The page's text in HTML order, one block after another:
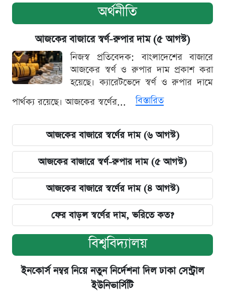
অর্থনীতি
আজকের বাজারে স্বর্ণ-রুপার দাম (৫ আগস্ট)
নিজস্ব প্রতিবেদক: বাংলাদেশের বাজারে
আজকের স্বর্ণ ও রুপার দাম প্রকাশ করা
হয়েছে। ক্যারেটভেদে স্বর্ণ ও রুপার দামে
পার্থক্য রয়েছে। আজকের স্বর্ণের...
বিস্তারিত
আজকের বাজারে স্বর্ণের দাম (৬ আগস্ট)
আজকের বাজারে স্বর্ণ-রুপার দাম (৫ আগস্ট)
আজকের বাজারে স্বর্ণের দাম (৪ আগস্ট)
ফের বাড়ল স্বর্ণের দাম, ভরিতে কত?
বিশ্ববিদ্যালয়
ইনকোর্স নম্বর নিয়ে নতুন নির্দেশনা দিল ঢাকা সেন্ট্রাল
ইউনিভার্সিটি